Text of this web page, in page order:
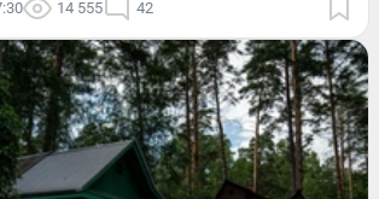
14 555 42